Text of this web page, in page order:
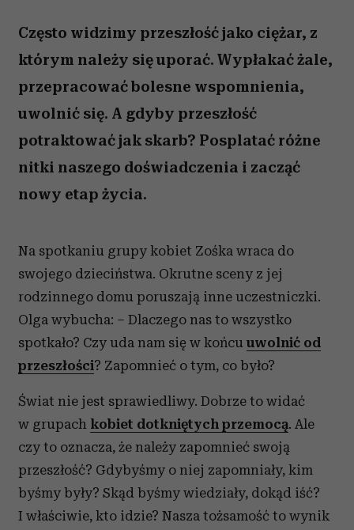
Często widzimy przeszłość jako ciężar, z
którym należy się uporać. Wypłakać żale,
przepracować bolesne wspomnienia,
uwolnić się. A gdyby przeszłość
potraktować jak skarb? Posplatać różne
nitki naszego doświadczenia i zacząć
nowy etap życia.
Na spotkaniu grupy kobiet Zośka wraca do
swojego dzieciństwa. Okrutne sceny z jej
rodzinnego domu poruszają inne uczestniczki.
Olga wybucha: – Dlaczego nas to wszystko
spotkało? Czy uda nam się w końcu uwolnić od
przeszłości? Zapomnieć o tym, co było?
Świat nie jest sprawiedliwy. Dobrze to widać
w grupach kobiet dotkniętych przemocą. Ale
czy to oznacza, że należy zapomnieć swoją
przeszłość? Gdybyśmy o niej zapomniały, kim
byśmy były? Skąd byśmy wiedziały, dokąd iść?
I właściwie, kto idzie? Nasza tożsamość to wynik